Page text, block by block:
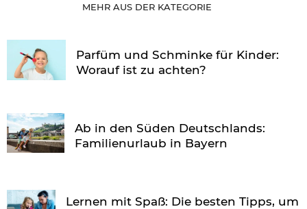
MEHR AUS DER KATEGORIE
Parfüm und Schminke für Kinder:
Worauf ist zu achten?
Ab in den Süden Deutschlands:
Familienurlaub in Bayern
Lernen mit Spaß: Die besten Tipps, um